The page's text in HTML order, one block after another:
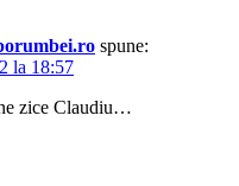
spune:
la 18:57
zice Claudiu…